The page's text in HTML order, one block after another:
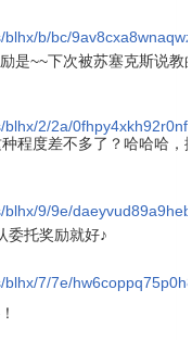
b/bc/
是~~下次被苏塞克斯说
2/2a/
程度差不多了？哈哈哈，
9/9e/
委托奖励就好♪
7/7e/